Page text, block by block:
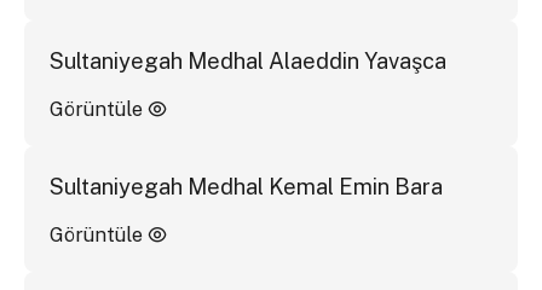
Sultaniyegah Medhal Alaeddin Yavaşca
Görüntüle
Sultaniyegah Medhal Kemal Emin Bara
Görüntüle